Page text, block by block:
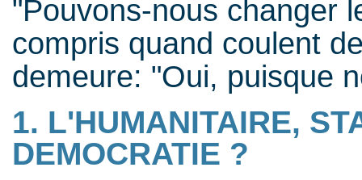
"Pouvons-nous changer
compris quand coulent
demeure: "Oui, puisque
1. L'HUMANITAIRE,
DEMOCRATIE ?